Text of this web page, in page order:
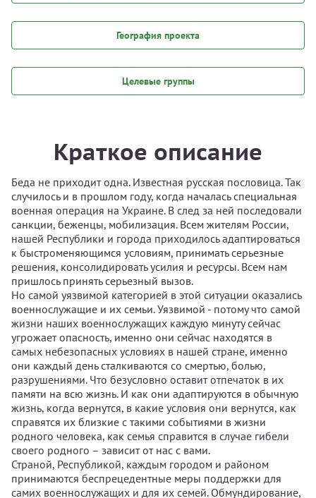
География проекта
Целевые группы
Краткое описание
Беда не приходит одна. Известная русская пословица. Так
случилось и в прошлом году, когда началась специальная
военная операция на Украине. В след за ней последовали
санкции, беженцы, мобилизация. Всем жителям России,
нашей Республики и города приходилось адаптироваться
к быстроменяющимся условиям, принимать серьезные
решения, консолидировать усилия и ресурсы. Всем нам
пришлось принять серьезный вызов.
Но самой уязвимой категорией в этой ситуации оказались
военнослужащие и их семьи. Уязвимой - потому что самой
жизни наших военнослужащих каждую минуту сейчас
угрожает опасность, именно они сейчас находятся в
самых небезопасных условиях в нашей стране, именно
они каждый день сталкиваются со смертью, болью,
разрушениями. Что безусловно оставит отпечаток в их
памяти на всю жизнь. И как они адаптируются в обычную
жизнь, когда вернутся, в какие условия они вернутся, как
справятся их близкие с такими событиями в жизни
родного человека, как семья справится в случае гибели
своего родного – зависит от нас с вами.
Страной, Республикой, каждым городом и районом
принимаются беспрецедентные меры поддержки для
самих военнослужащих и для их семей. Обмундирование,